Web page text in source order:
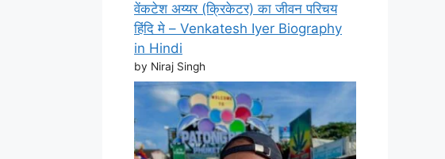
वेंकटेश अय्यर (क्रिकेटर) का जीवन परिचय
हिंदि मे – Venkatesh Iyer Biography
in Hindi
by Niraj Singh